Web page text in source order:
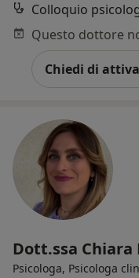
Colloquio
Chiedi di
Dott.ssa Chiara
Psicologa, Psicologa